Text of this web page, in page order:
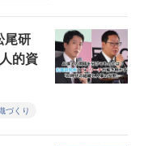
尾研
的資
づくり